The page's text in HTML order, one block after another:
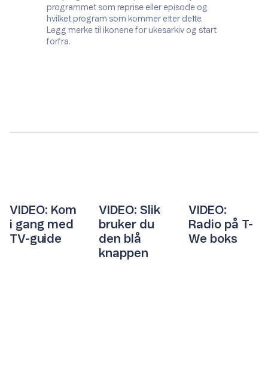
programmet som reprise eller episode og
hvilket program som kommer etter dette.
Legg merke til ikonene for ukesarkiv og start
forfra.
VIDEO: Kom
i gang med
TV-guide
VIDEO: Slik
bruker du
den blå
knappen
VIDEO:
Radio på T-
We boks